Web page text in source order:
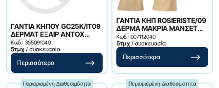
ΓΑΝΤΙΑ ΚΗΠΟΥ GC25K/IT09
ΔΕΡΜΑΤ ΕΞΑΙΡ ΑΝΤΟΧ
ΣEΤΡΙΒΗ
Κωδ.: 355091040
5τμχ / συσκευασία
Περισσότερα
ΓΑΝΤΙΑ ΚΗΠ ROSIERISTE/09
ΔΕΡΜΑ ΜΑΚΡΙΑ ΜΑΝΣET
ΑΝΤΟΧ
Κωδ.: 007112040
5τμχ / συσκευασία
Περισσότερα
Περιορισμένη Διαθεσιμότητα Περιορισμένη Διαθεσιμότητα